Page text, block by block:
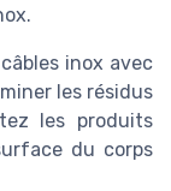
inox avec
les résidus
les produits
du corps